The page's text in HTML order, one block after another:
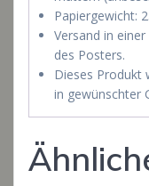
Papiergewicht:
Versand in
des Posters.
Dieses Produkt
in gewünschter